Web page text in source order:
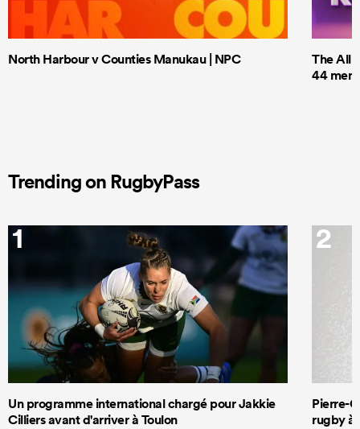
North Harbour v Counties Manukau | NPC
The All
44 men
Trending on RugbyPass
1
Un programme international chargé pour Jakkie
Cilliers avant d'arriver à Toulon
2
Pierre-
rugby à